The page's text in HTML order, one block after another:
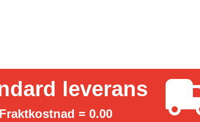
leverans
Fraktkostnad = 0.00